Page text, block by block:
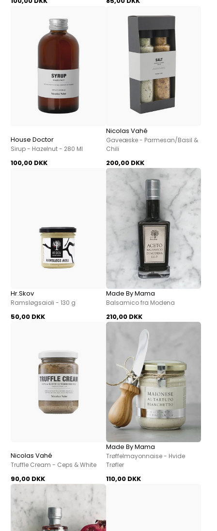
House Doctor
Sirup - Hazelnut - 280 Ml
100,00 DKK
Nicolas Vahé
Gaveæske - Parmesan/Basil &
Chili
200,00 DKK
Hr.Skov
Ramsløgsaioli - 130 g
50,00 DKK
Made By Mama
Balsamico fra Modena
210,00 DKK
Nicolas Vahé
Truffle Cream - Ceps & White
90,00 DKK
Made By Mama
Trøffelmayonnaise - Hvide
Trøfler
110,00 DKK